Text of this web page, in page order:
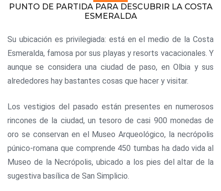
PUNTO DE PARTIDA PARA DESCUBRIR LA COSTA
ESMERALDA
Su ubicación es privilegiada: está en el medio de la Costa
Esmeralda, famosa por sus playas y resorts vacacionales. Y
aunque se considera una ciudad de paso, en Olbia y sus
alrededores hay bastantes cosas que hacer y visitar.
Los vestigios del pasado están presentes en numerosos
rincones de la ciudad, un tesoro de casi 900 monedas de
oro se conservan en el Museo Arqueológico, la necrópolis
púnico-romana que comprende 450 tumbas ha dado vida al
Museo de la Necrópolis, ubicado a los pies del altar de la
sugestiva basílica de San Simplicio.